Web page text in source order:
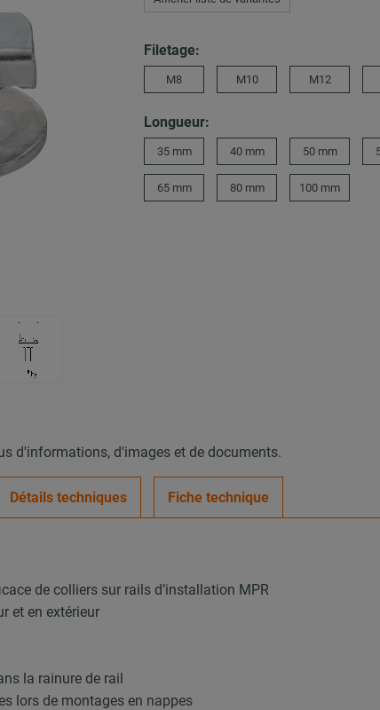
Filetage:
M8 M10 M12
Longueur:
35 mm 40 mm 50 mm
65 mm 80 mm 100 mm
d'informations, d'images et de documents.
Détails techniques Fiche technique
de colliers sur rails d’installation MPR
et en extérieur
la rainure de rail
lors de montages en nappes